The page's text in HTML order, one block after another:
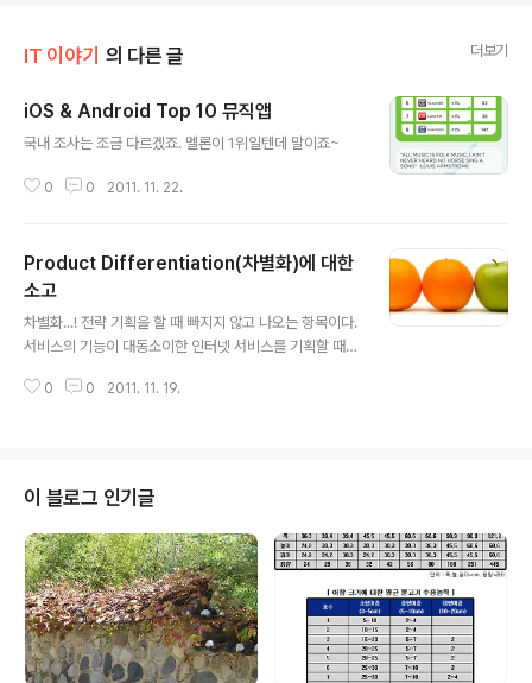
IT 이야기 의 다른 글 더보기
iOS & Android Top 10 뮤직앱
국내 조사는 조금 다르겠죠. 멜론이 1위일텐데 말이죠~
0 0 2011. 11. 22.
Product Differentiation(차별화)에 대한
소고
차별화...! 전략 기획을 할 때 빠지지 않고 나오는 항목이다.
서비스의 기능이 대동소이한 인터넷 서비스를 기획할 때
'차별화'에 집중하다가 제품 고유의 기능을 잃어버리는 경
MIM에서 출시 3개월만에 800만명까지 확보하였다. 언론
에 보도된 수치를 그대로 받아드리기는 조금 의아한 부분
이 있긴 하지만 돌풍을 일으키고 있는 것만은 분명하다. 주
목해야 할 것은 틱톡의 성공 요인이다. 사용자 반응을 살펴
보면 하나같이 '빠르다'는 점을 이야기 한다. 맞다! MIM은
메시지를 정확하게 빠르..
0 0 2011. 11. 19.
이 블로그 인기글